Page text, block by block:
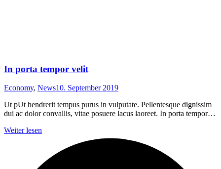
In porta tempor velit
Economy, News10. September 2019
Ut pUt hendrerit tempus purus in vulputate. Pellentesque dignissim
dui ac dolor convallis, vitae posuere lacus laoreet. In porta tempor…
Weiter lesen